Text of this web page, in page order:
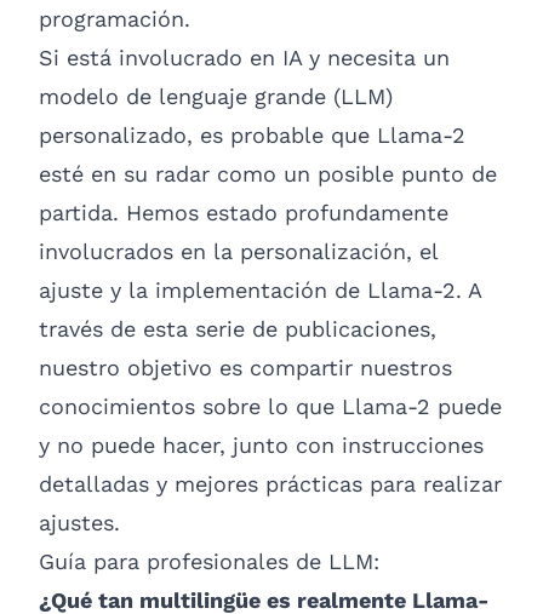
programación.
Si está involucrado en IA y necesita un
modelo de lenguaje grande (LLM)
personalizado, es probable que Llama-2
esté en su radar como un posible punto de
partida. Hemos estado profundamente
involucrados en la personalización, el
ajuste y la implementación de Llama-2. A
través de esta serie de publicaciones,
nuestro objetivo es compartir nuestros
conocimientos sobre lo que Llama-2 puede
y no puede hacer, junto con instrucciones
detalladas y mejores prácticas para realizar
ajustes.
Guía para profesionales de LLM:
¿Qué tan multilingüe es realmente Llama-